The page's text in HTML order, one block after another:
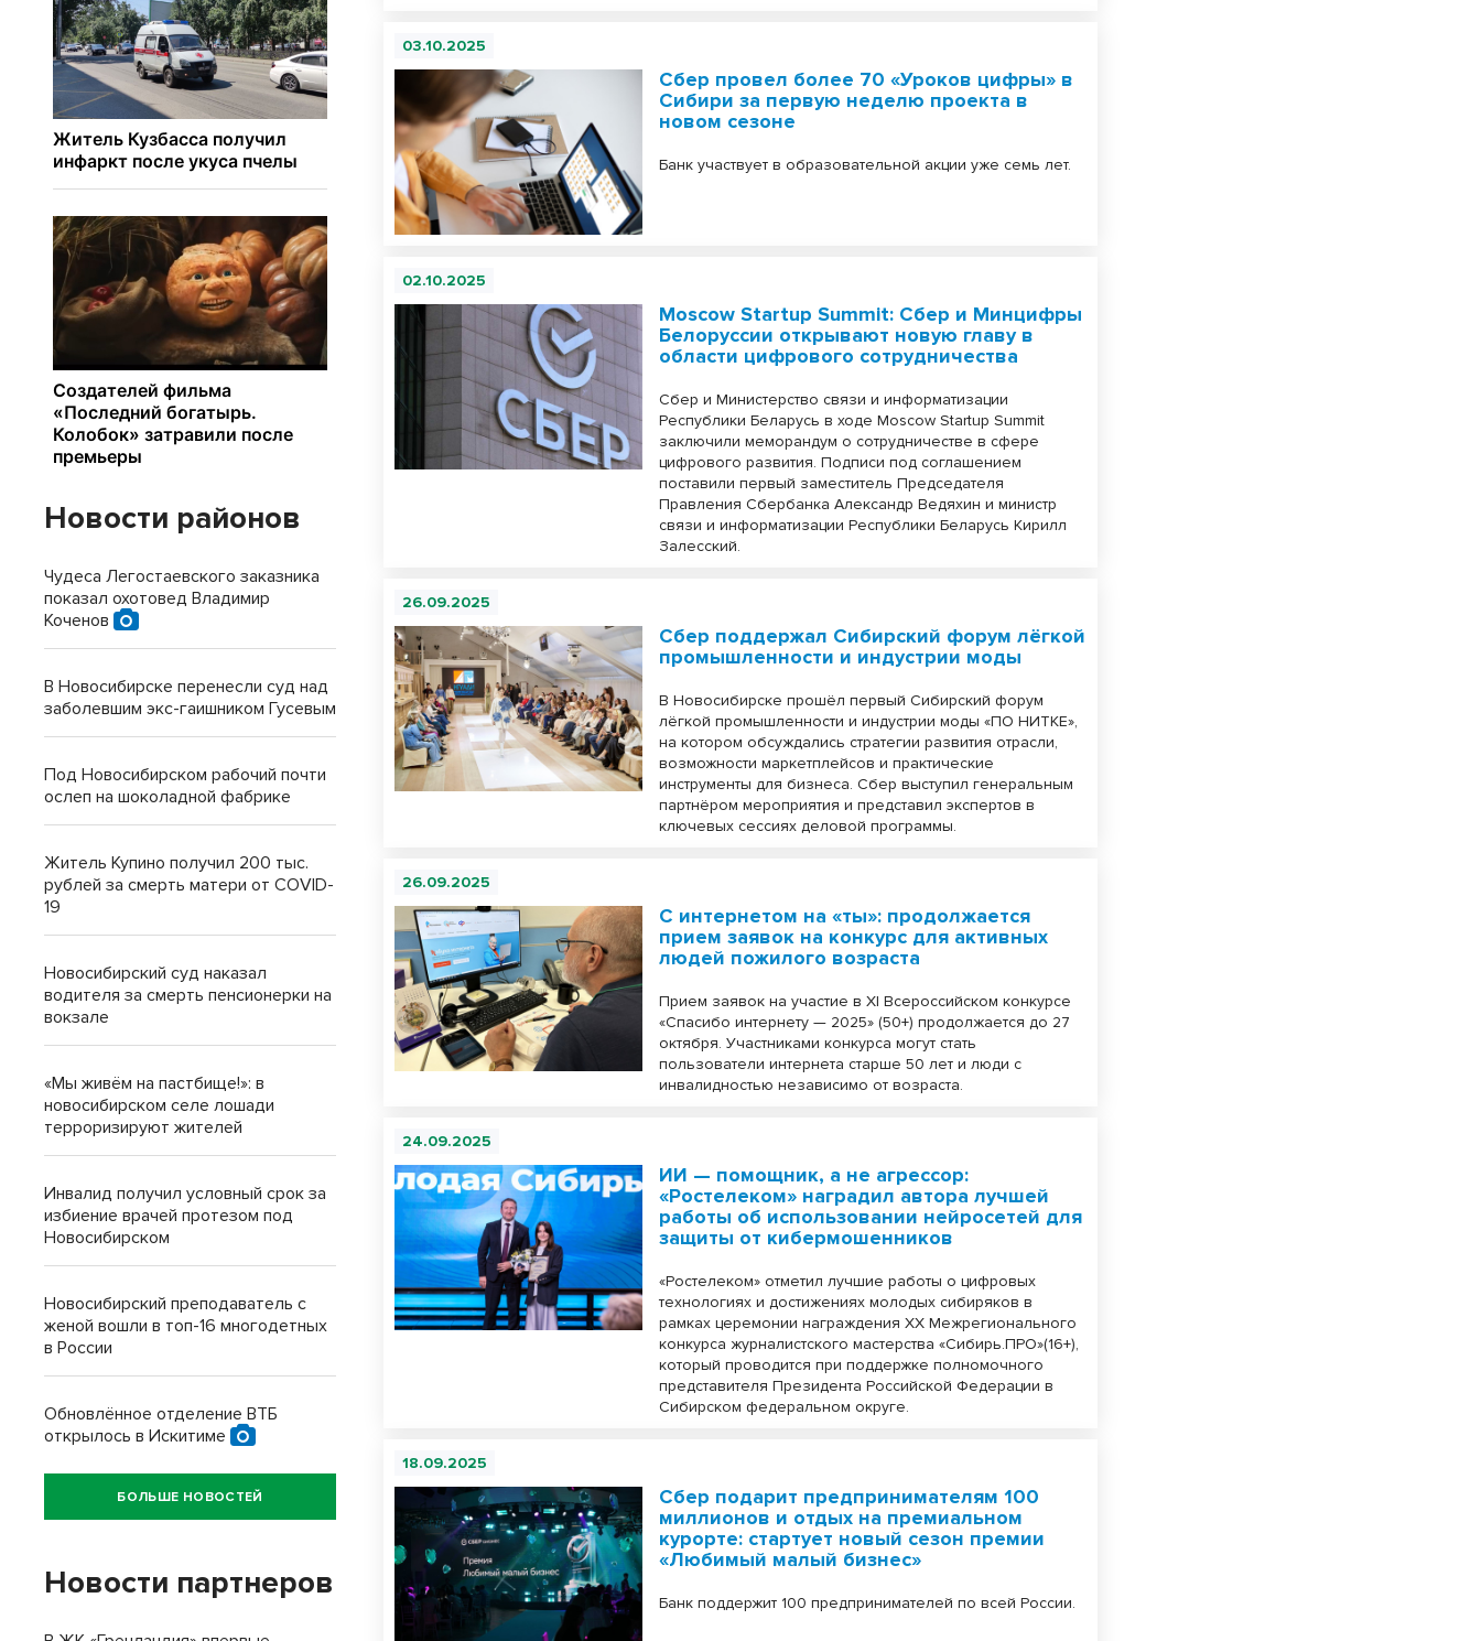
03.10.2025
Сбер провел более 70 «Уроков цифры» в
Сибири за первую неделю проекта в
новом сезоне
Банк участвует в образовательной акции уже семь лет.
02.10.2025
Moscow Startup Summit: Сбер и Минцифры
Белоруссии открывают новую главу в
области цифрового сотрудничества
Сбер и Министерство связи и информатизации
Республики Беларусь в ходе Moscow Startup Summit
заключили меморандум о сотрудничестве в сфере
цифрового развития. Подписи под соглашением
поставили первый заместитель Председателя
Правления Сбербанка Александр Ведяхин и министр
связи и информатизации Республики Беларусь Кирилл
Залесский.
26.09.2025
Сбер поддержал Сибирский форум лёгкой
промышленности и индустрии моды
В Новосибирске прошёл первый Сибирский форум
лёгкой промышленности и индустрии моды «ПО НИТКЕ»,
на котором обсуждались стратегии развития отрасли,
возможности маркетплейсов и практические
инструменты для бизнеса. Сбер выступил генеральным
партнёром мероприятия и представил экспертов в
ключевых сессиях деловой программы.
26.09.2025
С интернетом на «ты»: продолжается
прием заявок на конкурс для активных
людей пожилого возраста
Прием заявок на участие в XI Всероссийском конкурсе
«Спасибо интернету — 2025» (50+) продолжается до 27
октября. Участниками конкурса могут стать
пользователи интернета старше 50 лет и люди с
инвалидностью независимо от возраста.
24.09.2025
ИИ — помощник, а не агрессор:
«Ростелеком» наградил автора лучшей
работы об использовании нейросетей для
защиты от кибермошенников
«Ростелеком» отметил лучшие работы о цифровых
технологиях и достижениях молодых сибиряков в
рамках церемонии награждения XX Межрегионального
конкурса журналистского мастерства «Сибирь.ПРО»(16+),
который проводится при поддержке полномочного
представителя Президента Российской Федерации в
Сибирском федеральном округе.
18.09.2025
Сбер подарит предпринимателям 100
миллионов и отдых на премиальном
курорте: стартует новый сезон премии
«Любимый малый бизнес»
Банк поддержит 100 предпринимателей по всей России.
Новости районов
Чудеса Легостаевского заказника
показал охотовед Владимир
Коченов
В Новосибирске перенесли суд над
заболевшим экс-гаишником Гусевым
Под Новосибирском рабочий почти
ослеп на шоколадной фабрике
Житель Купино получил 200 тыс.
рублей за смерть матери от COVID-
19
Новосибирский суд наказал
водителя за смерть пенсионерки на
вокзале
«Мы живём на пастбище!»: в
новосибирском селе лошади
терроризируют жителей
Инвалид получил условный срок за
избиение врачей протезом под
Новосибирском
Новосибирский преподаватель с
женой вошли в топ-16 многодетных
в России
Обновлённое отделение ВТБ
открылось в Искитиме
БОЛЬШЕ НОВОСТЕЙ
Новости партнеров